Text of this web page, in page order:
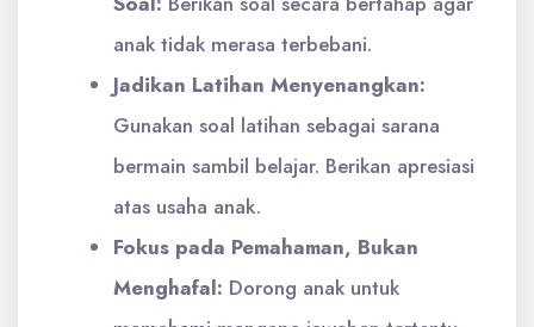
anak tidak merasa terbebani.
Jadikan Latihan Menyenangkan:
Gunakan soal latihan sebagai sarana
bermain sambil belajar. Berikan apresiasi
atas usaha anak.
Fokus pada Pemahaman, Bukan
Menghafal: Dorong anak untuk